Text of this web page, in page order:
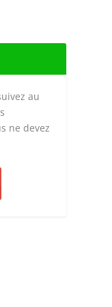
au
ne devez